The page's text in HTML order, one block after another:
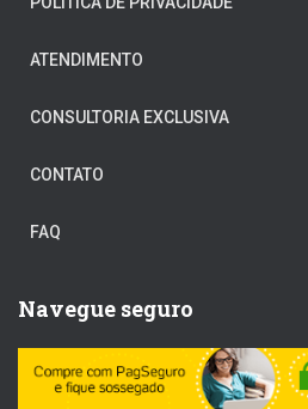
ATENDIMENTO
CONSULTORIA EXCLUSIVA
CONTATO
FAQ
Navegue seguro